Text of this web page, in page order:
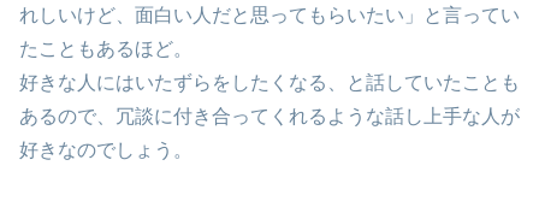
れしいけど、面白い人だと思ってもらいたい」と言ってい
たこともあるほど。
好きな人にはいたずらをしたくなる、と話していたことも
あるので、冗談に付き合ってくれるような話し上手な人が
好きなのでしょう。